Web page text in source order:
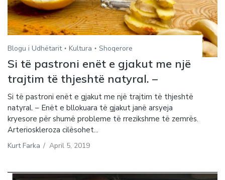
Blogu i Udhëtarit Kultura Shoqerore
Si të pastroni enët e gjakut me një
trajtim të thjeshtë natyral. –
Si të pastroni enët e gjakut me një trajtim të thjeshtë
natyral. – Enët e bllokuara të gjakut janë arsyeja
kryesore për shumë probleme të rrezikshme të zemrës.
Arterioskleroza cilësohet...
Kurt Farka / April 5, 2019